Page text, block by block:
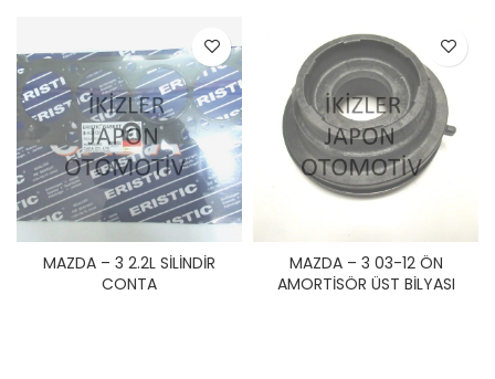
MAZDA – 3 2.2L SİLİNDİR
CONTA
MAZDA – 3 03-12 ÖN
AMORTİSÖR ÜST BİLYASI